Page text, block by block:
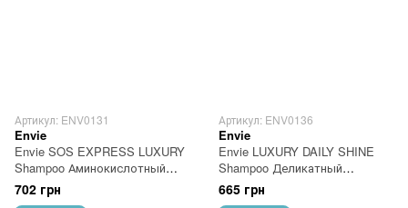
Артикул: ENV0131
Envie
Envie SOS EXPRESS LUXURY
Shampoo Аминокислотный
шампунь 250 мл
702 грн
Артикул: ENV0136
Envie
Envie LUXURY DAILY SHINE
Shampoo Деликатный
ежедневный шампунь 250 мл
665 грн